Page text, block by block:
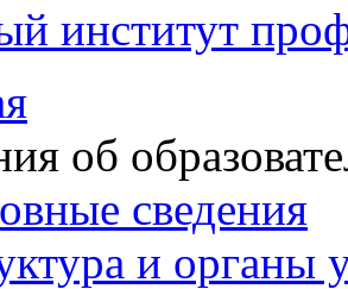
институт
об
сведения
и органы